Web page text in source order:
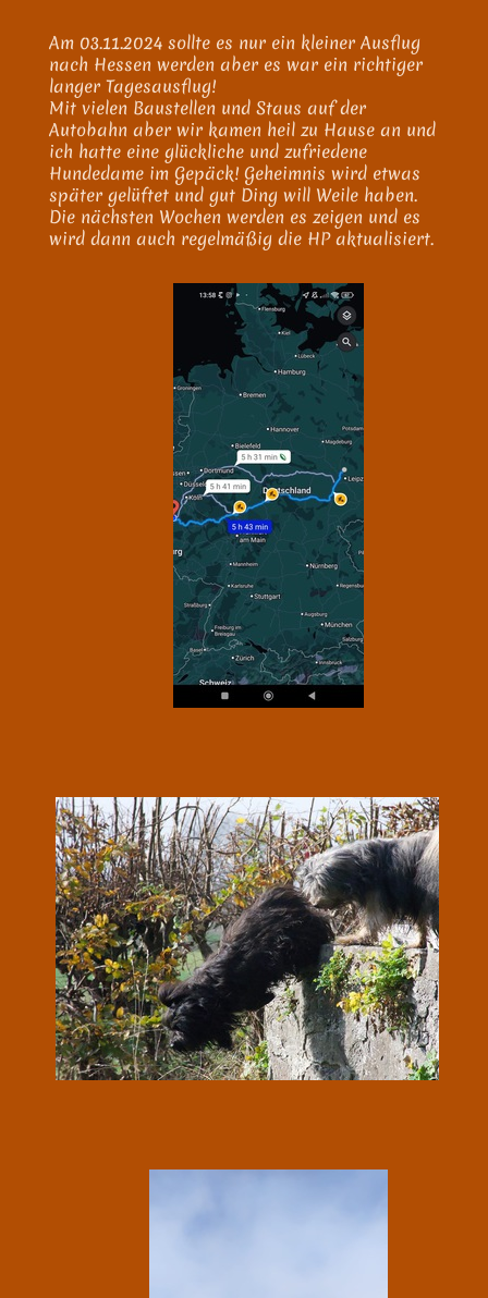
Am 03.11.2024 sollte es nur ein kleiner Ausflug
nach Hessen werden aber es war ein richtiger
langer Tagesausflug!
Mit vielen Baustellen und Staus auf der
Autobahn aber wir kamen heil zu Hause an und
ich hatte eine glückliche und zufriedene
Hundedame im Gepäck! Geheimnis wird etwas
später gelüftet und gut Ding will Weile haben.
Die nächsten Wochen werden es zeigen und es
wird dann auch regelmäßig die HP aktualisiert.